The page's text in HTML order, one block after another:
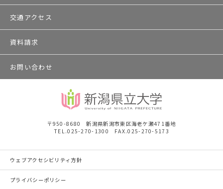
交通アクセス
資料請求
お問い合わせ
〒950-8680 新潟県新潟市東区海老ケ瀬471番地
TEL.025-270-1300 FAX.025-270-5173
ウェブアクセシビリティ方針
プライバシーポリシー